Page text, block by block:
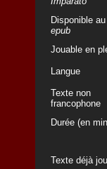
Disponible
epub
Jouable en
Langue
Texte non
francophone
Durée (en
Texte déjà